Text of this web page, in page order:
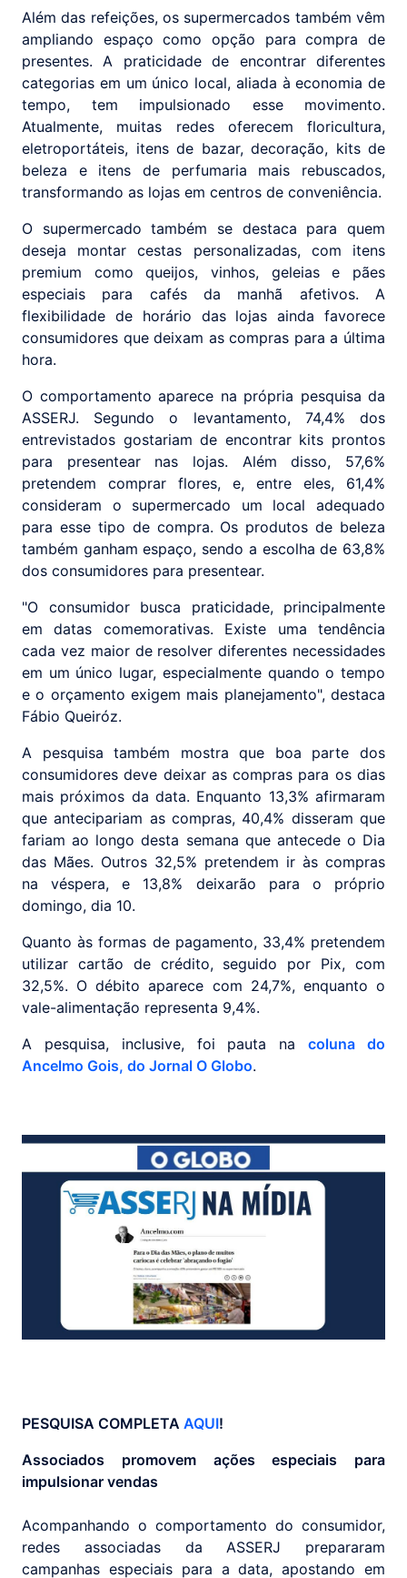
Além das refeições, os supermercados também vêm
ampliando espaço como opção para compra de
presentes. A praticidade de encontrar diferentes
categorias em um único local, aliada à economia de
tempo, tem impulsionado esse movimento.
Atualmente, muitas redes oferecem floricultura,
eletroportáteis, itens de bazar, decoração, kits de
beleza e itens de perfumaria mais rebuscados,
transformando as lojas em centros de conveniência.
O supermercado também se destaca para quem
deseja montar cestas personalizadas, com itens
premium como queijos, vinhos, geleias e pães
especiais para cafés da manhã afetivos. A
flexibilidade de horário das lojas ainda favorece
consumidores que deixam as compras para a última
hora.
O comportamento aparece na própria pesquisa da
ASSERJ. Segundo o levantamento, 74,4% dos
entrevistados gostariam de encontrar kits prontos
para presentear nas lojas. Além disso, 57,6%
pretendem comprar flores, e, entre eles, 61,4%
consideram o supermercado um local adequado
para esse tipo de compra. Os produtos de beleza
também ganham espaço, sendo a escolha de 63,8%
dos consumidores para presentear.
"O consumidor busca praticidade, principalmente
em datas comemorativas. Existe uma tendência
cada vez maior de resolver diferentes necessidades
em um único lugar, especialmente quando o tempo
e o orçamento exigem mais planejamento", destaca
Fábio Queiróz.
A pesquisa também mostra que boa parte dos
consumidores deve deixar as compras para os dias
mais próximos da data. Enquanto 13,3% afirmaram
que antecipariam as compras, 40,4% disseram que
fariam ao longo desta semana que antecede o Dia
das Mães. Outros 32,5% pretendem ir às compras
na véspera, e 13,8% deixarão para o próprio
domingo, dia 10.
Quanto às formas de pagamento, 33,4% pretendem
utilizar cartão de crédito, seguido por Pix, com
32,5%. O débito aparece com 24,7%, enquanto o
vale-alimentação representa 9,4%.
A pesquisa, inclusive, foi pauta nacoluna do
Ancelmo Gois, do Jornal O Globo.
PESQUISA COMPLETA AQUI!
Associados promovem ações especiais para
impulsionar vendas
Acompanhando o comportamento do consumidor,
redes associadas da ASSERJ prepararam
campanhas especiais para a data, apostando em